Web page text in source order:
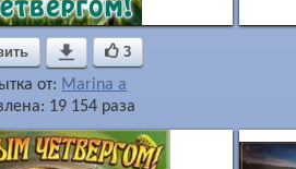
 3
от: Marina a
19 154 раза